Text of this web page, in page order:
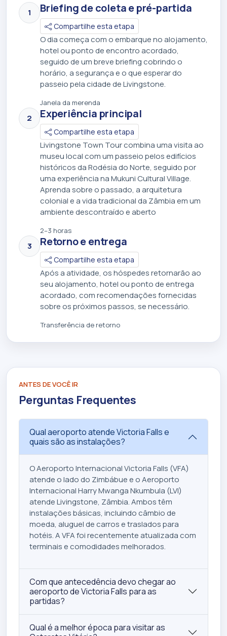
1 Briefing de coleta e pré-partida
Compartilhe esta etapa
O dia começa com o embarque no alojamento,
hotel ou ponto de encontro acordado,
seguido de um breve briefing cobrindo o
horário, a segurança e o que esperar do
passeio pela cidade de Livingstone.
Janela da merenda
2 Experiência principal
Compartilhe esta etapa
Livingstone Town Tour combina uma visita ao
museu local com um passeio pelos edifícios
históricos da Rodésia do Norte, seguido por
uma experiência na Mukuni Cultural Village.
Aprenda sobre o passado, a arquitetura
colonial e a vida tradicional da Zâmbia em um
ambiente descontraído e aberto
2–3 horas
3 Retorno e entrega
Compartilhe esta etapa
Após a atividade, os hóspedes retornarão ao
seu alojamento, hotel ou ponto de entrega
acordado, com recomendações fornecidas
sobre os próximos passos, se necessário.
Transferência de retorno
ANTES DE VOCÊ IR
Perguntas Frequentes
Qual aeroporto atende Victoria Falls e
quais são as instalações?
O Aeroporto Internacional Victoria Falls (VFA)
atende o lado do Zimbábue e o Aeroporto
Internacional Harry Mwanga Nkumbula (LVI)
atende Livingstone, Zâmbia. Ambos têm
instalações básicas, incluindo câmbio de
moeda, aluguel de carros e traslados para
hotéis. A VFA foi recentemente atualizada com
terminais e comodidades melhorados.
Com que antecedência devo chegar ao
aeroporto de Victoria Falls para as
partidas?
Qual é a melhor época para visitar as